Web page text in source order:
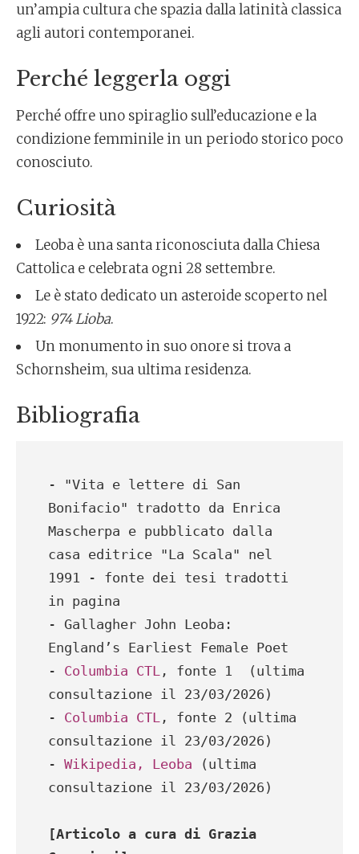
un’ampia cultura che spazia dalla latinità classica
agli autori contemporanei.
Perché leggerla oggi
Perché offre uno spiraglio sull’educazione e la
condizione femminile in un periodo storico poco
conosciuto.
Curiosità
Leoba è una santa riconosciuta dalla Chiesa
Cattolica e celebrata ogni 28 settembre.
Le è stato dedicato un asteroide scoperto nel
1922: 974 Lioba.
Un monumento in suo onore si trova a
Schornsheim, sua ultima residenza.
Bibliografia
- "Vita e lettere di San
Bonifacio" tradotto da Enrica
Mascherpa e pubblicato dalla
casa editrice "La Scala" nel
1991 - fonte dei tesi tradotti
in pagina
- Gallagher John Leoba:
England’s Earliest Female Poet
- Columbia CTL , fonte 1  (ultima
consultazione il 23/03/2026)
- Columbia CTL , fonte 2 (ultima
consultazione il 23/03/2026)
- Wikipedia, Leoba (ultima
consultazione il 23/03/2026)
[Articolo a cura di Grazia